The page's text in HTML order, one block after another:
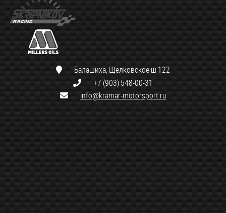
Балашиха, Щелковское ш 122
+7 (903) 548-00-31
info@kramar-motorsport.ru